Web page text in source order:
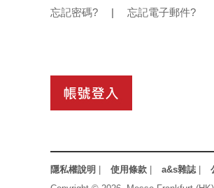
忘記密碼? | 忘記電子郵件?
隱私權說明 使用條款 a&s雜誌|